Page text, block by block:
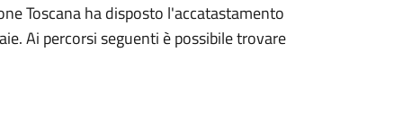
Toscana ha disposto l'accatastamento
Ai percorsi seguenti è possibile trovare